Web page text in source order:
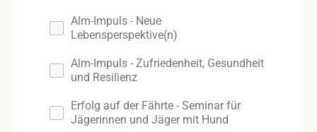
Alm-Impuls - Neue
Lebensperspektive(n)
Alm-Impuls - Zufriedenheit, Gesundheit
und Resilienz
Erfolg auf der Fährte - Seminar für
Jägerinnen und Jäger mit Hund